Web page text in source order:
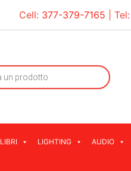
Cell: 377-379-7165 | Tel:
LIBRI LIGHTING AUDIO